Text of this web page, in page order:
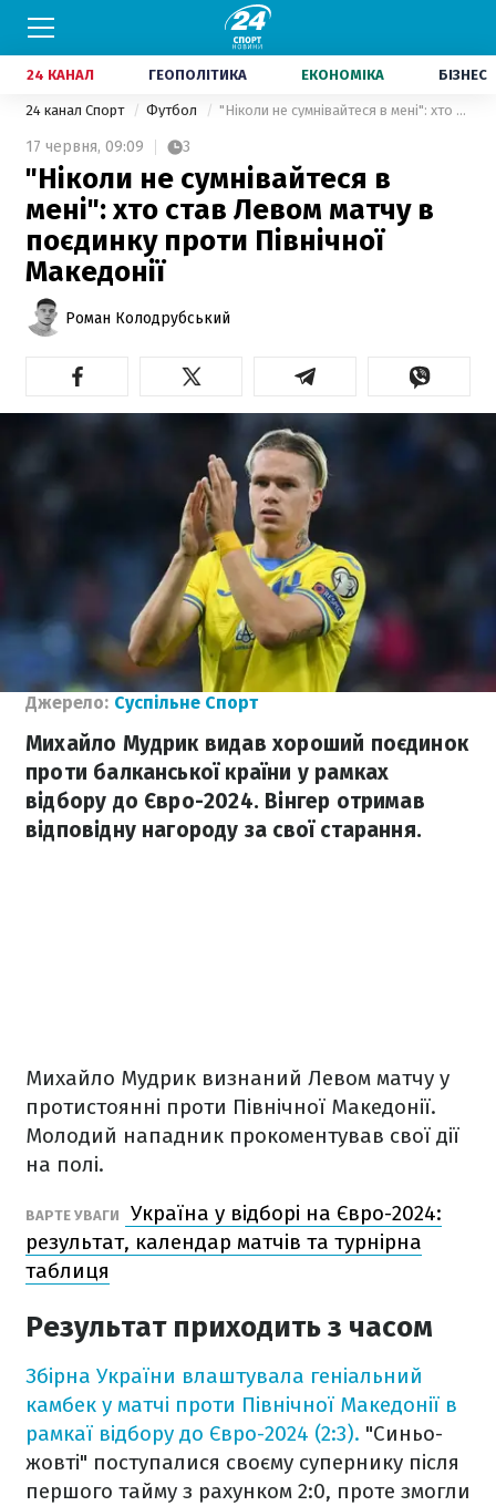
24 КАНАЛ ГЕОПОЛІТИКА ЕКОНОМІКА БІЗНЕС
24 канал Спорт Футбол "Ніколи не сумнівайтеся в мені": хто став Левом матчу в поєдинку проти Північної Македонії
17 червня, 09:09 3
"Ніколи не сумнівайтеся в
мені": хто став Левом матчу в
поєдинку проти Північної
Македонії
Роман Колодрубський
Джерело: Суспільне Спорт
Михайло Мудрик видав хороший поєдинок
проти балканської країни у рамках
відбору до Євро-2024. Вінгер отримав
відповідну нагороду за свої старання.
Михайло Мудрик визнаний Левом матчу у
протистоянні проти Північної Македонії.
Молодий нападник прокоментував свої дії
на полі.
ВАРТЕ УВАГИ
Україна у відборі на Євро-2024:
результат, календар матчів та турнірна
таблиця
Результат приходить з часом
Збірна України влаштувала геніальний
камбек у матчі проти Північної Македонії в
рамкаї відбору до Євро-2024 (2:3). "Синьо-
жовті" поступалися своєму супернику після
першого тайму з рахунком 2:0, проте змогли